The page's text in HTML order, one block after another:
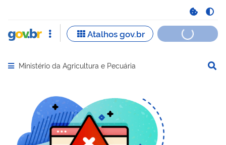
Abrir menu principal de navegação
Ministério da Agricultura e Pecuária